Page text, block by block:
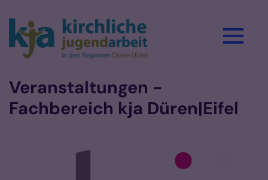
Veranstaltungen -
Fachbereich kja Düren|Eifel